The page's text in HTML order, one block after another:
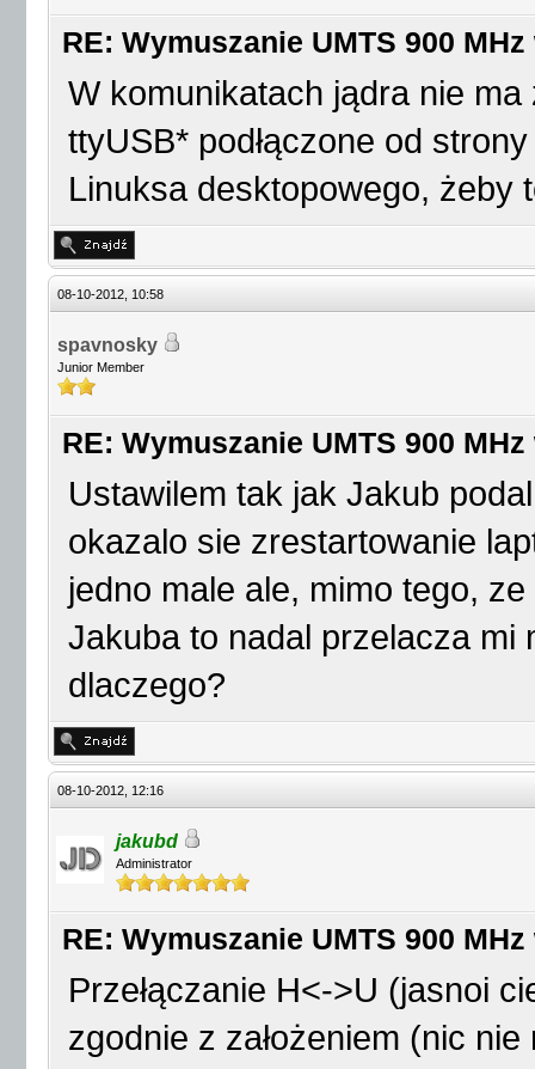
USB Serial support
port)
option 2-3:1.0: GSM
detected
usb 2-3: GSM modem
to [b]ttyUSB0[/b]
option 2-3:1.3: GSM
detected
usb 2-3: GSM modem
to [b]ttyUSB1[/b]
option 2-3:1.4: GSM
detected
usb 2-3: GSM modem
to [b]ttyUSB2[/b]
usbcore: registered
option: v0.7.2:USB
RE: Wymuszanie UMTS 900
W komunikatach jądra nie
ttyUSB* podłączone od
Linuksa desktopowego, żeby
08-10-2012, 10:58
spavnosky
Junior Member
RE: Wymuszanie UMTS 900
Ustawilem tak jak Jakub
okazalo sie zrestartowanie
jedno male ale, mimo tego,
Jakuba to nadal przelacza mi
dlaczego?
08-10-2012, 12:16
jakubd
Administrator
RE: Wymuszanie UMTS 900
Przełączanie H<->U (jasnoi
zgodnie z założeniem (nic